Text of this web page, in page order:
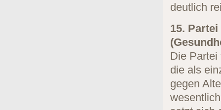
deutlich
15.
Die Partei
die als
gegen